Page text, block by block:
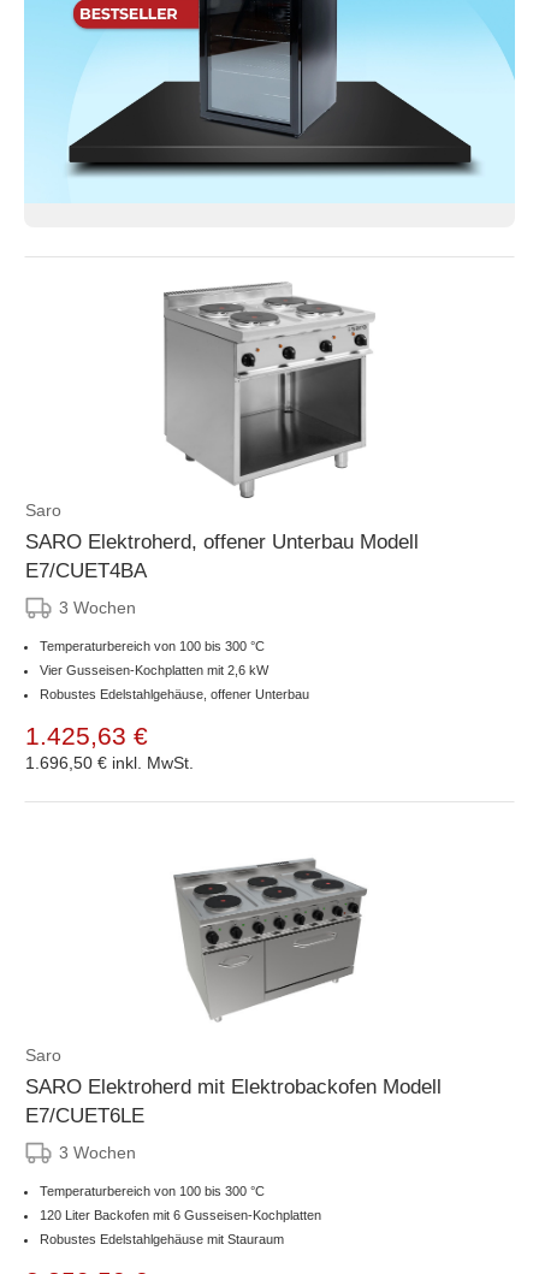
Saro
SARO Elektroherd, offener Unterbau Modell
E7/CUET4BA
3 Wochen
Temperaturbereich von 100 bis 300 °C
Vier Gusseisen-Kochplatten mit 2,6 kW
Robustes Edelstahlgehäuse, offener Unterbau
1.425,63 €
1.696,50 € inkl. MwSt.
Saro
SARO Elektroherd mit Elektrobackofen Modell
E7/CUET6LE
3 Wochen
Temperaturbereich von 100 bis 300 °C
120 Liter Backofen mit 6 Gusseisen-Kochplatten
Robustes Edelstahlgehäuse mit Stauraum